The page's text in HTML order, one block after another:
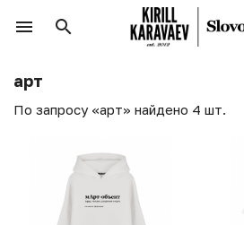
арт
По запросу «арт» найдено 4 шт.